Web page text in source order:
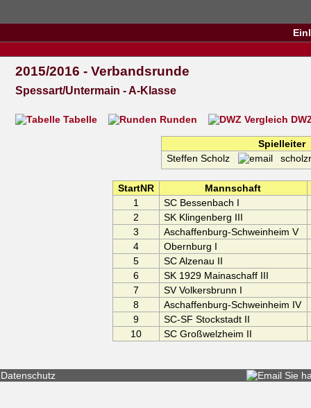
2015/2016 - Verbandsrunde
Spessart/Untermain - A-Klasse
Tabelle Runden
Spielleiter
Steffen Scholz
StartNR
Mannschaft
1
SC Bessenbach I
2
SK Klingenberg III
3
Aschaffenburg-Schweinheim V
4
Obernburg I
5
SC Alzenau II
6
SK 1929 Mainaschaff III
7
SV Volkersbrunn I
8
Aschaffenburg-Schweinheim IV
9
SC-SF Stockstadt II
10
SC Großwelzheim II
Datenschutz Sie